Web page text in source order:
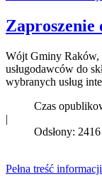
Zaproszenie
Wójt Gminy Raków,
usługodawców do
wybranych usług
Czas
|
Odsłony: 2416
Pełna treść informacji